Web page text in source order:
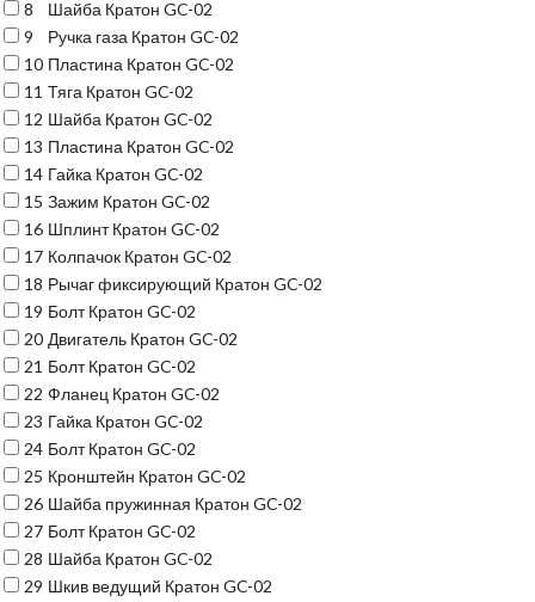
8
Шайба Кратон GC-02
9
Ручка газа Кратон GC-02
10 Пластина Кратон GC-02
11 Тяга Кратон GC-02
12 Шайба Кратон GC-02
13 Пластина Кратон GC-02
14 Гайка Кратон GC-02
15 Зажим Кратон GC-02
16 Шплинт Кратон GC-02
17 Колпачок Кратон GC-02
18 Рычаг фиксирующий Кратон GC-02
19 Болт Кратон GC-02
20 Двигатель Кратон GC-02
21 Болт Кратон GC-02
22 Фланец Кратон GC-02
23 Гайка Кратон GC-02
24 Болт Кратон GC-02
25 Кронштейн Кратон GC-02
26 Шайба пружинная Кратон GC-02
27 Болт Кратон GC-02
28 Шайба Кратон GC-02
29 Шкив ведущий Кратон GC-02